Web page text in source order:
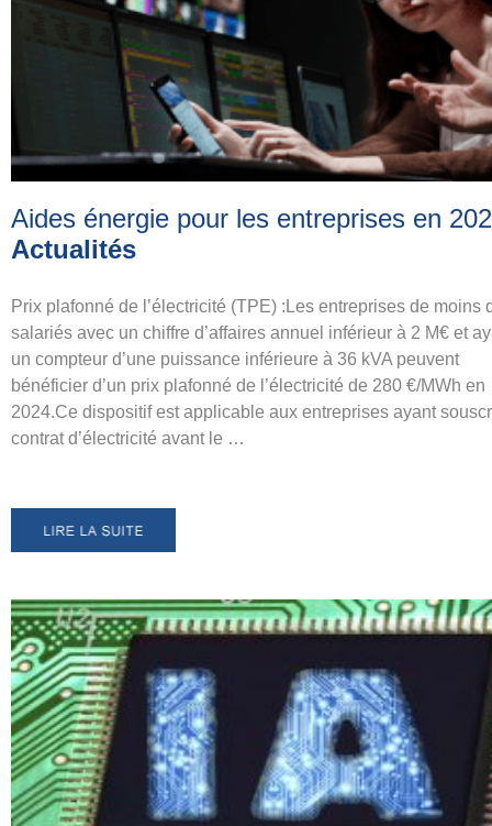
Aides énergie pour les entreprises en
Actualités
Prix plafonné de l’électricité (TPE) :Les entreprises de moins
salariés avec un chiffre d’affaires annuel inférieur à 2 M€ et
un compteur d’une puissance inférieure à 36 kVA peuvent
bénéficier d’un prix plafonné de l’électricité de 280 €/MWh en
2024.Ce dispositif est applicable aux entreprises ayant
contrat d’électricité avant le …